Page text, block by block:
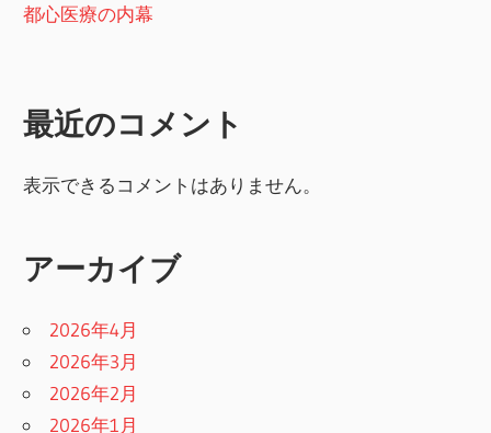
都心医療の内幕
最近のコメント
表示できるコメントはありません。
アーカイブ
2026年4月
2026年3月
2026年2月
2026年1月